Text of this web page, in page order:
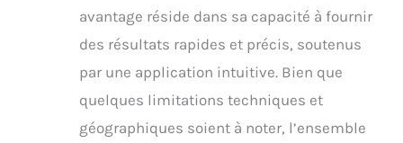
avantage réside dans sa capacité à fournir
des résultats rapides et précis, soutenus
par une application intuitive. Bien que
quelques limitations techniques et
géographiques soient à noter, l’ensemble